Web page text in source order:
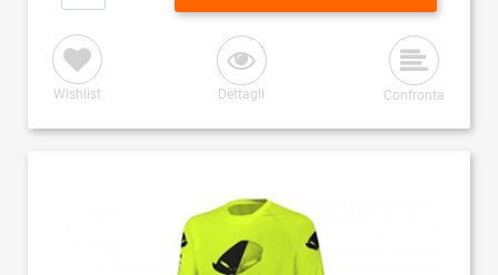
Wishlist Dettagli Confronta